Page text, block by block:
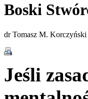
Boski
dr Tomasz M. Korczyński
Jeśli